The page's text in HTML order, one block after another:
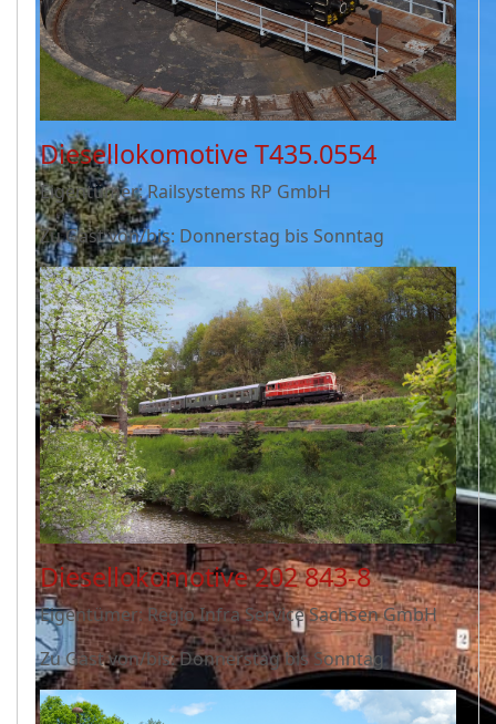
Diesellokomotive T435.0554
Eigentümer: Railsystems RP GmbH
Zu Gast von/bis: Donnerstag bis Sonntag
Diesellokomotive 202 843-8
Eigentümer: Regio Infra Service Sachsen GmbH
Zu Gast von/bis: Donnerstag bis Sonntag